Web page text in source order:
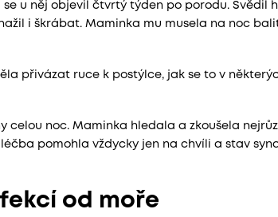
se u něj objevil čtvrtý týden po porodu. Svědil
i škrábat. Maminka mu musela na noc
přivázat ruce k postýlce, jak se to v
noc. Maminka hledala a zkoušela
pomohla vždycky jen na chvíli a stav
od moře